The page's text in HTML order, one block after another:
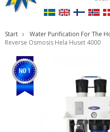
Start Water Purification For The
Reverse Osmosis Hela Huset 4000